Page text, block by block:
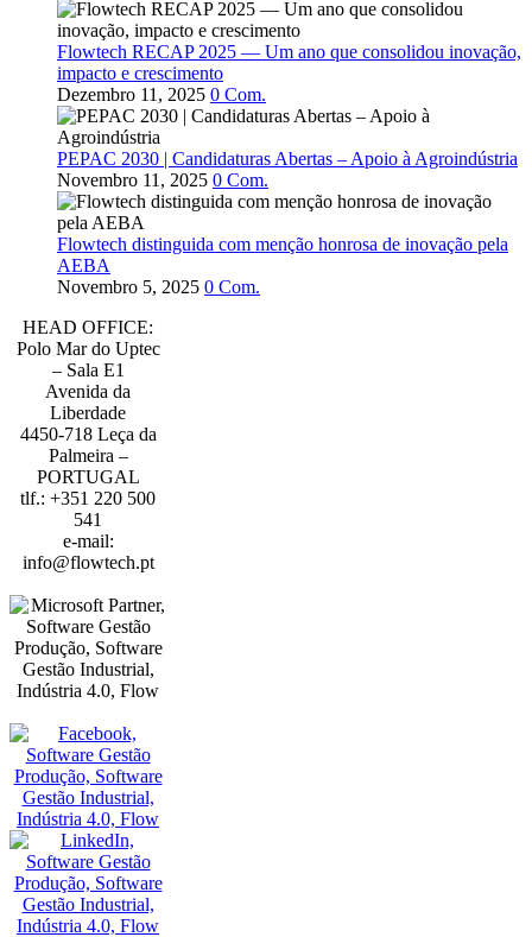
Flowtech RECAP 2025 — Um ano que consolidou inovação,
impacto e crescimento
Dezembro 11, 2025 0 Com.
PEPAC 2030 | Candidaturas Abertas – Apoio à Agroindústria
Novembro 11, 2025 0 Com.
Flowtech distinguida com menção honrosa de inovação pela
AEBA
Novembro 5, 2025 0 Com.
HEAD OFFICE:
Polo Mar do Uptec
– Sala E1
Avenida da
Liberdade
4450-718 Leça da
Palmeira –
PORTUGAL
tlf.: +351 220 500
541
e-mail:
info@flowtech.pt